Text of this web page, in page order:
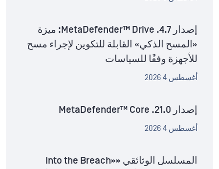
إصدار MetaDefender™ Drive .4.7: ميزة
«المسح الذكي» القابلة للتكوين لإجراء مسح
للأجهزة وفقًا للسياسات
أغسطس 4 2026
إصدار MetaDefender™ Core .21.0
أغسطس 4 2026
المسلسل الوثائقي «Into the Breach»